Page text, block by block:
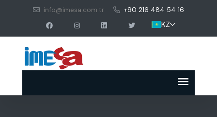
info@imesa.com.tr +90 216 484 54 16
KZ